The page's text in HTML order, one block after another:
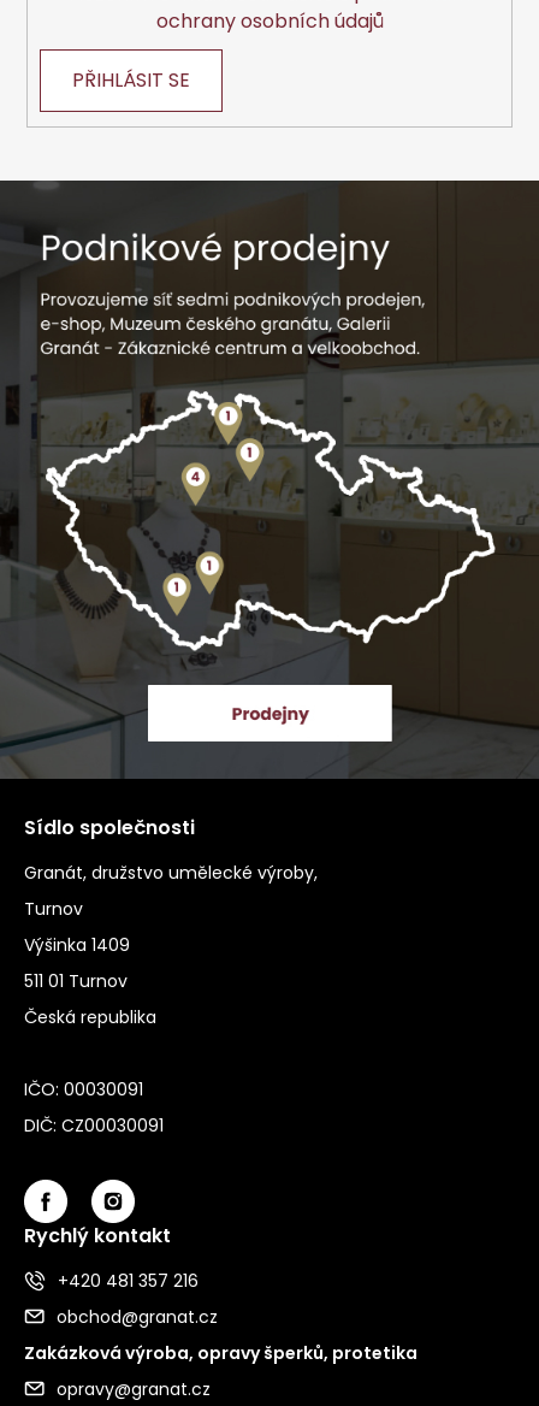
ochrany osobních údajů
PŘIHLÁSIT SE
Sídlo společnosti
Granát, družstvo umělecké výroby,
Turnov
Výšinka 1409
511 01 Turnov
Česká republika
IČO: 00030091
DIČ: CZ00030091
Rychlý kontakt
+420 481 357 216
obchod@granat.cz
Zakázková výroba, opravy šperků, protetika
opravy@granat.cz